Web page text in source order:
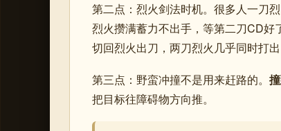
第二点：烈火剑法时机。很多人一刀
烈火攒满蓄力不出手，等第二刀CD
切回烈火出刀，两刀烈火几乎同时打出
第三点：野蛮冲撞不是用来赶路的。
把目标往障碍物方向推。